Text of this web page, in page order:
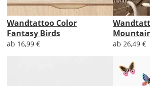
Wandtattoo Color
Fantasy Birds
ab 16,99 € ab 26,49 €